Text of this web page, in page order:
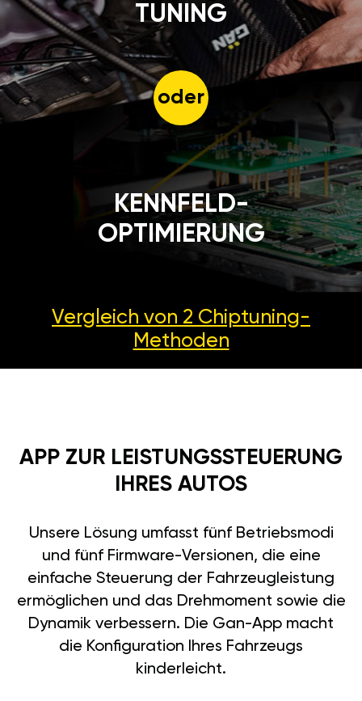
TUNING
oder
KENNFELD-
OPTIMIERUNG
Vergleich von 2 Chiptuning-
Methoden
APP ZUR LEISTUNGSSTEUERUNG
IHRES AUTOS
Unsere Lösung umfasst fünf Betriebsmodi
und fünf Firmware-Versionen, die eine
einfache Steuerung der Fahrzeugleistung
ermöglichen und das Drehmoment sowie die
Dynamik verbessern. Die Gan-App macht
die Konfiguration Ihres Fahrzeugs
kinderleicht.